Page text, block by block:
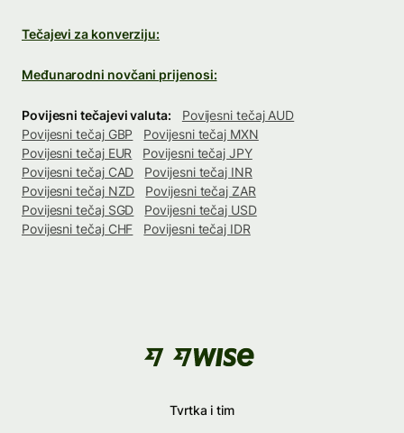
Tečajevi za konverziju:
Međunarodni novčani prijenosi:
Povijesni tečajevi valuta:
Povijesni tečaj AUD
Povijesni tečaj GBP
Povijesni tečaj MXN
Povijesni tečaj EUR
Povijesni tečaj JPY
Povijesni tečaj CAD
Povijesni tečaj INR
Povijesni tečaj NZD
Povijesni tečaj ZAR
Povijesni tečaj SGD
Povijesni tečaj USD
Povijesni tečaj CHF
Povijesni tečaj IDR
Tvrtka i tim